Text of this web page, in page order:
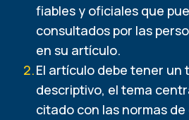
fiables y oficiales que
consultados por las
en su artículo.
El artículo debe tener un
descriptivo, el tema
citado con las normas